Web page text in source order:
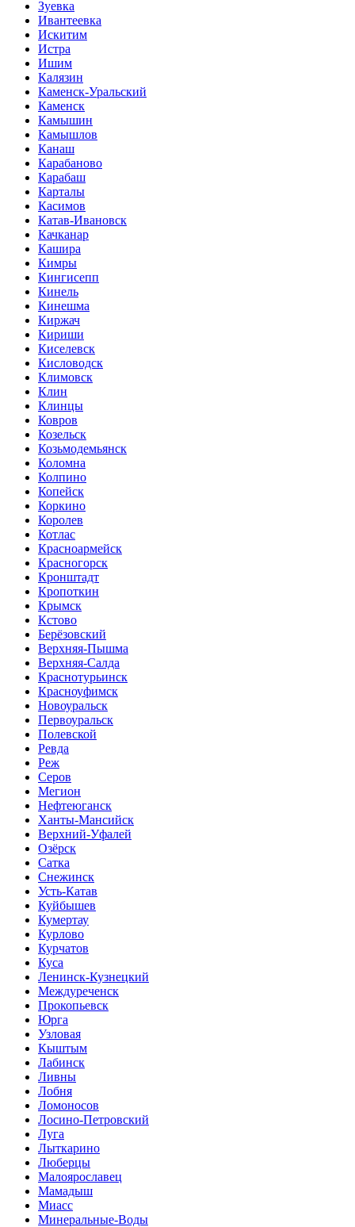
Зуевка
Ивантеевка
Искитим
Истра
Ишим
Калязин
Каменск-Уральский
Каменск
Камышин
Камышлов
Канаш
Карабаново
Карабаш
Карталы
Касимов
Катав-Ивановск
Качканар
Кашира
Кимры
Кингисепп
Кинель
Кинешма
Киржач
Кириши
Киселевск
Кисловодск
Климовск
Клин
Клинцы
Ковров
Козельск
Козьмодемьянск
Коломна
Колпино
Копейск
Коркино
Королев
Котлас
Красноармейск
Красногорск
Кронштадт
Кропоткин
Крымск
Кстово
Берёзовский
Верхняя-Пышма
Верхняя-Салда
Краснотурьинск
Красноуфимск
Новоуральск
Первоуральск
Полевской
Ревда
Реж
Серов
Мегион
Нефтеюганск
Ханты-Мансийск
Верхний-Уфалей
Озёрск
Сатка
Снежинск
Усть-Катав
Куйбышев
Кумертау
Курлово
Курчатов
Куса
Ленинск-Кузнецкий
Междуреченск
Прокопьевск
Юрга
Узловая
Кыштым
Лабинск
Ливны
Лобня
Ломоносов
Лосино-Петровский
Луга
Лыткарино
Люберцы
Малоярославец
Мамадыш
Миасс
Минеральные-Воды